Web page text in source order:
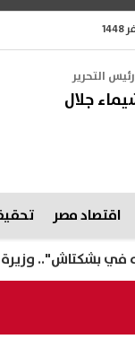
رئيس التحرير
جلال
اقتصاد مصر
وزيرة تركية